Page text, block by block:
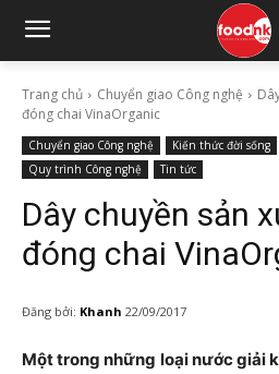
Trang chủ Chuyển giao Công nghệ
đóng chai VinaOrganic
Chuyển giao Công nghệ Kiến thức đời sống
Quy trình Công nghệ
Tin tức
Dây chuyền sản
đóng chai
Đăng bởi: Khanh 22/09/2017
Một trong những loại nước giải